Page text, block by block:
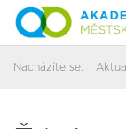
Nacházíte se: